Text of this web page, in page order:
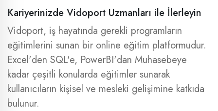
Kariyerinizde Vidoport Uzmanları ile İlerleyin
Vidoport, iş hayatında gerekli programların
eğitimlerini sunan bir online eğitim platformudur.
Excel'den SQL'e, PowerBI'dan Muhasebeye
kadar çeşitli konularda eğitimler sunarak
kullanıcıların kişisel ve mesleki gelişimine katkıda
bulunur.